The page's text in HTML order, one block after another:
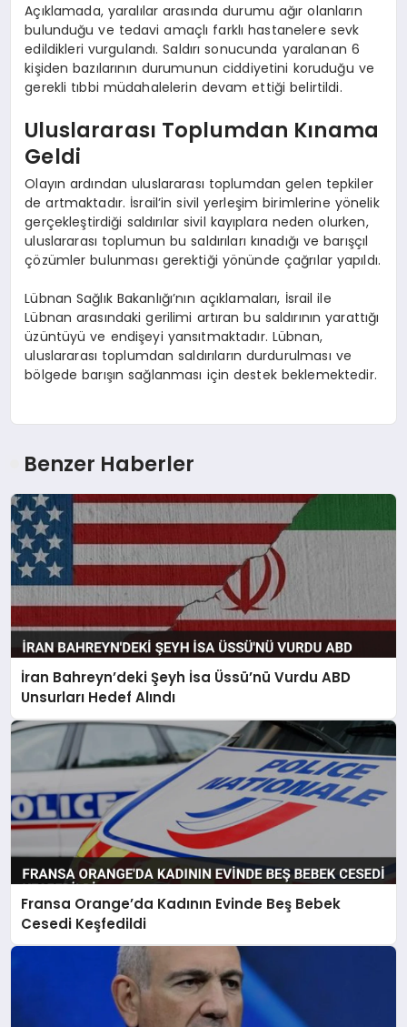
Açıklamada, yaralılar arasında durumu ağır olanların
bulunduğu ve tedavi amaçlı farklı hastanelere sevk
edildikleri vurgulandı. Saldırı sonucunda yaralanan 6
kişiden bazılarının durumunun ciddiyetini koruduğu ve
gerekli tıbbi müdahalelerin devam ettiği belirtildi.
Uluslararası Toplumdan Kınama
Geldi
Olayın ardından uluslararası toplumdan gelen tepkiler
de artmaktadır. İsrail’in sivil yerleşim birimlerine yönelik
gerçekleştirdiği saldırılar sivil kayıplara neden olurken,
uluslararası toplumun bu saldırıları kınadığı ve barışçıl
çözümler bulunması gerektiği yönünde çağrılar yapıldı.
Lübnan Sağlık Bakanlığı’nın açıklamaları, İsrail ile
Lübnan arasındaki gerilimi artıran bu saldırının yarattığı
üzüntüyü ve endişeyi yansıtmaktadır. Lübnan,
uluslararası toplumdan saldırıların durdurulması ve
bölgede barışın sağlanması için destek beklemektedir.
Benzer Haberler
İran Bahreyn’deki Şeyh İsa Üssü’nü Vurdu ABD
Unsurları Hedef Alındı
Fransa Orange’da Kadının Evinde Beş Bebek
Cesedi Keşfedildi